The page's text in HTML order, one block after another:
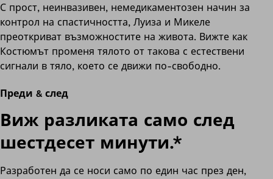
С прост, неинвазивен, немедикаментозен начин за
контрол на спастичността, Луиза и Микеле
преоткриват възможностите на живота. Вижте как
Костюмът променя тялото от такова с естествени
сигнали в тяло, което се движи по-свободно.
Преди & след
Виж разликата само след
шестдесет минути.*
Разработен да се носи само по един час през ден,